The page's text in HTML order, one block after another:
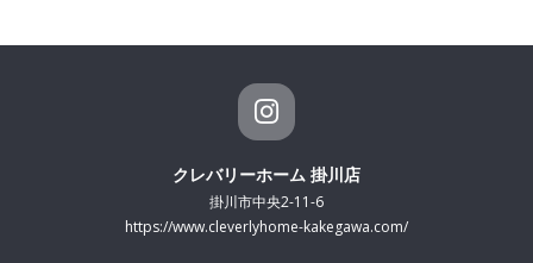
クレバリーホーム 掛川店
掛川市中央2-11-6
https://www.cleverlyhome-kakegawa.com/